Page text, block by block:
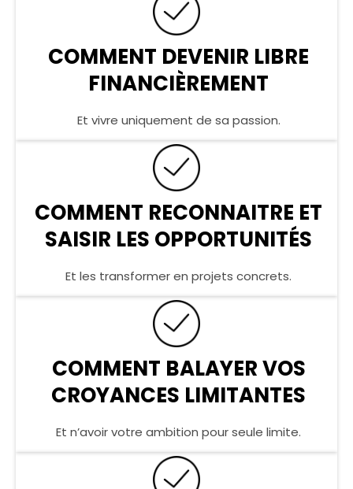
COMMENT DEVENIR LIBRE
FINANCIÈREMENT
Et vivre uniquement de sa passion.
COMMENT RECONNAITRE ET
SAISIR LES OPPORTUNITÉS
Et les transformer en projets concrets.
COMMENT BALAYER VOS
CROYANCES LIMITANTES
Et n’avoir votre ambition pour seule limite.